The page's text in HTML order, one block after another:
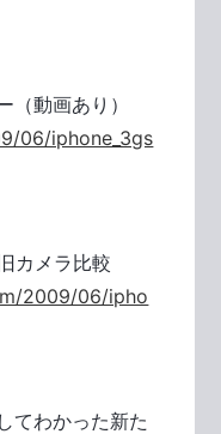
動画あり）
06/iphone_3gs
カメラ比較
2009/06/ipho
てわかった新た